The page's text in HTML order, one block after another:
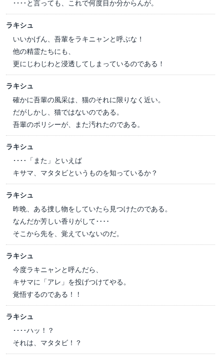
････と言っても、これで何度目か分からんが。
ラキシュ
いいかげん、吾輩をラキニャンと呼ぶな！
他の精霊たちにも、
更にじわじわと浸透してしまっているのである！
ラキシュ
確かに吾輩の風采は、猫のそれに限りなく近い。
だがしかし、猫ではないのである。
吾輩のポリシーが、また汚れたのである。
ラキシュ
････「また」といえば
キサマ、マタタビというものを知っているか？
ラキシュ
昨晩、ある捜し物をしていたら見つけたのである。
なんだか芳しい香りがして････
そこから先を、覚えていないのだ。
ラキシュ
今度ラキニャンと呼んだら、
キサマに「アレ」を投げつけてやる。
覚悟するのである！！
ラキシュ
････ハッ！？
それは、マタタビ！？